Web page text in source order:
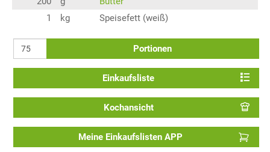
1
kg Speisefett (weiß)
Portionen
Einkaufsliste
Kochansicht
Meine Einkaufslisten APP